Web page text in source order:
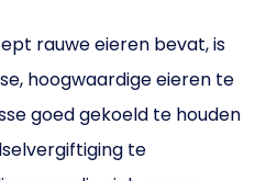
rauwe eieren bevat, is
hoogwaardige eieren te
goed gekoeld te houden
te